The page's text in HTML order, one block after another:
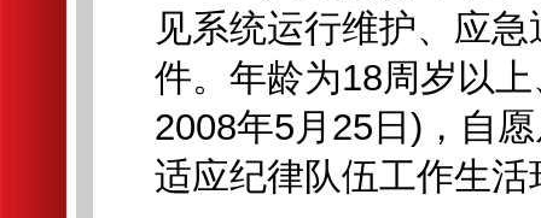
见系统运行维护、应
件。年龄为18周岁以
2008年5月25日)，自
适应纪律队伍工作生活